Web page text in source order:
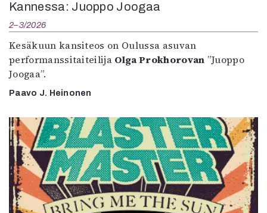
Kannessa: Juoppo Joogaa
2–3/2026
Kesäkuun kansiteos on Oulussa asuvan
performanssitaiteilija Olga Prokhorovan ”Juoppo
Joogaa”.
Paavo J. Heinonen